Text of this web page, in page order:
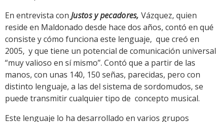
En entrevista con Justos y pecadores, Vázquez, quien
reside en Maldonado desde hace dos años, contó en qué
consiste y cómo funciona este lenguaje, que creó en
2005, y que tiene un potencial de comunicación universal
“muy valioso en sí mismo”. Contó que a partir de las
manos, con unas 140, 150 señas, parecidas, pero con
distinto lenguaje, a las del sistema de sordomudos, se
puede transmitir cualquier tipo de concepto musical.
Este lenguaje lo ha desarrollado en varios grupos